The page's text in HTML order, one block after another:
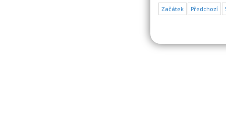
Začátek Předchozí